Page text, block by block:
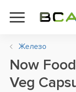
Железо
Now
Veg